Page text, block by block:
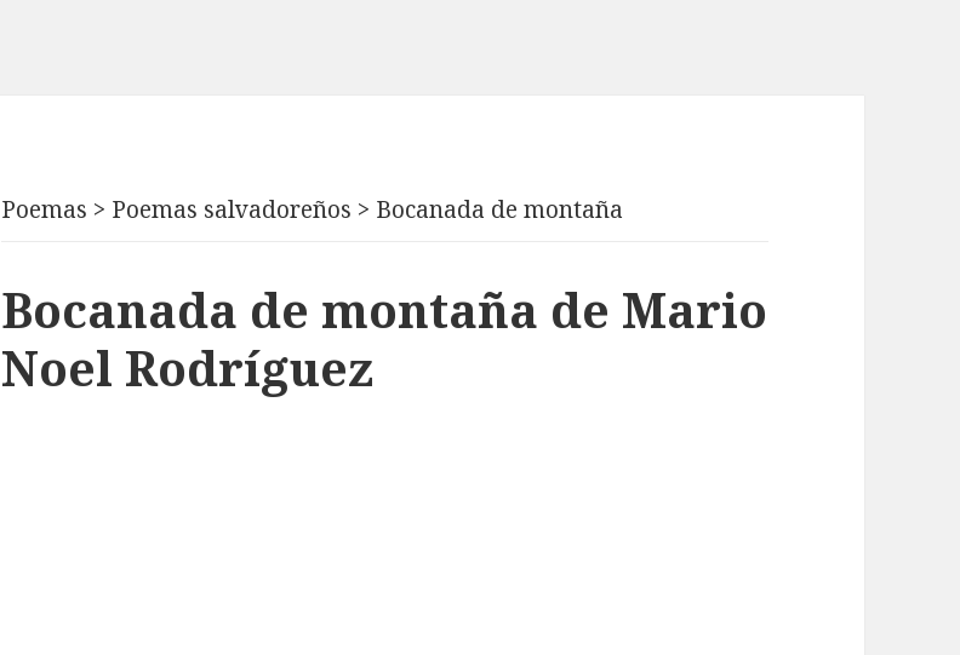
Poemas > Poemas salvadoreños > Bocanada de montaña
Bocanada de montaña de Mario
Noel Rodríguez